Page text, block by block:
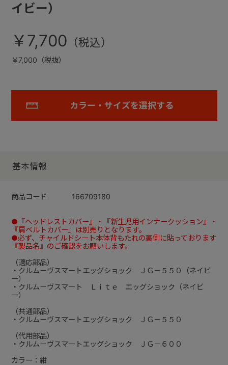
イビー）
￥7,700
￥7,000（税抜）
カラー・サイズを選択する
基本情報
商品コード 166709180
●『ヘッドレストカバー』・『新生児用インナークッション』・
『肩ベルトカバー』は別売りとなります。
●必ず、チャイルドシート本体背もたれの裏側に貼っております
『製品名』のご確認をお願いします。
（適応部品）
・クルムーヴスマートエッグショック ＪＧ－５５０（ネイビ
ー）
・クルムーヴスマート Ｌｉｔｅ エッグショック（ネイビ
ー）
（共通部品）
・クルムーヴスマートエッグショック ＪＧ－５５０
（代用部品）
・クルムーヴスマートエッグショック ＪＧ－６００
カラー：紺